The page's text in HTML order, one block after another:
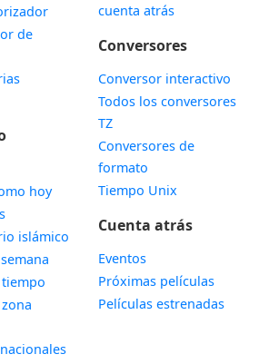
de
hoy
islámico
cuenta atrás
Conversores
Conversor interactivo
Todos los conversores
TZ
Conversores de
formato
Tiempo Unix
Cuenta atrás
Eventos
Próximas películas
Películas estrenadas